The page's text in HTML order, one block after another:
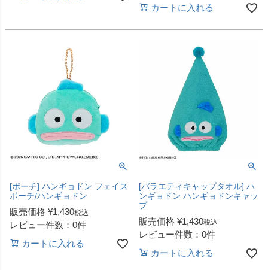
カートに入れる
[ポーチ] ハンギョドン フェイス
ポーチ/ハンギョドン
販売価格 ¥1,430税込
レビュー件数：0件
カートに入れる
[バラエティキャップタオル] ハ
ンギョドン ハンギョドンキャッ
プ
販売価格 ¥1,430税込
レビュー件数：0件
カートに入れる